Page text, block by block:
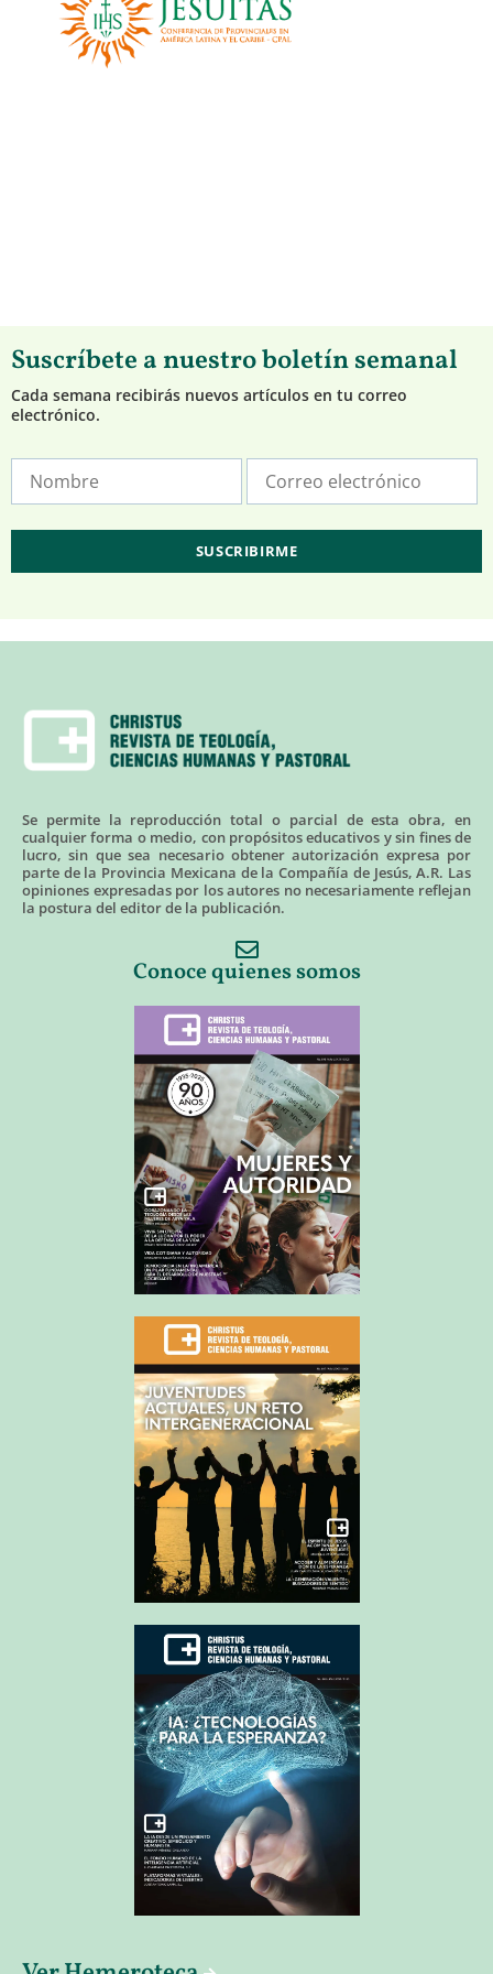
Suscríbete a nuestro boletín semanal
Cada semana recibirás nuevos artículos en tu correo
electrónico.
Se permite la reproducción total o parcial de esta obra, en
cualquier forma o medio, con propósitos educativos y sin fines de
lucro, sin que sea necesario obtener autorización expresa por
parte de la Provincia Mexicana de la Compañía de Jesús, A.R. Las
opiniones expresadas por los autores no necesariamente reflejan
la postura del editor de la publicación.
Conoce quienes somos